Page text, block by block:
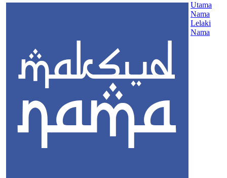
Utama
Nama
Lelaki
Nama